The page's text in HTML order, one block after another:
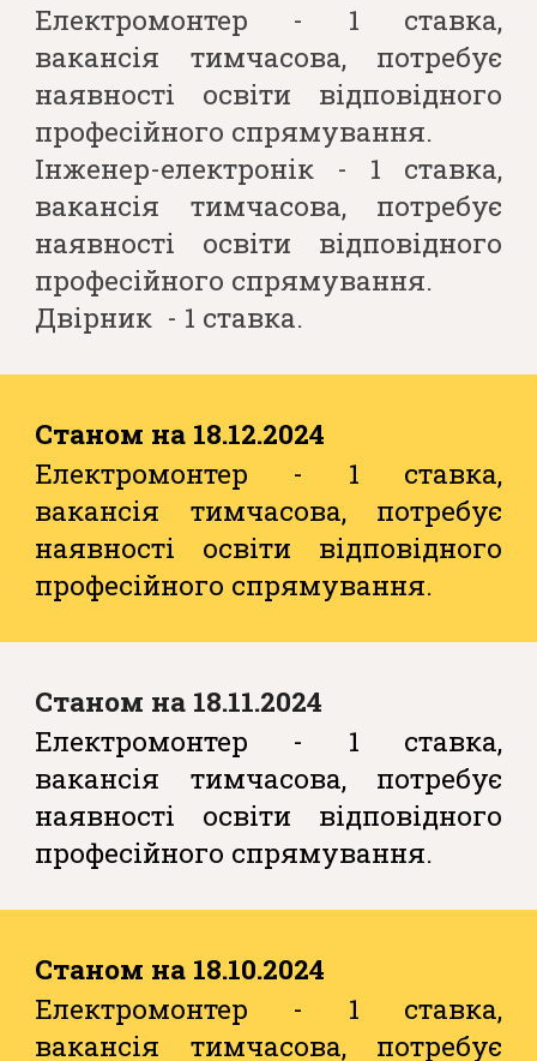
Електромонтер - 1 ставка,
вакансія тимчасова, потребує
наявності освіти відповідного
професійного спрямування.
Інженер-електронік - 1 ставка,
вакансія тимчасова, потребує
наявності освіти відповідного
професійного спрямування.
Двірник - 1 ставка.
Станом на 18.12.2024
Електромонтер - 1 ставка,
вакансія тимчасова, потребує
наявності освіти відповідного
професійного спрямування.
Станом на 18.11.2024
Електромонтер - 1 ставка,
вакансія тимчасова, потребує
наявності освіти відповідного
професійного спрямування.
Станом на 18.10.2024
Електромонтер - 1 ставка,
вакансія тимчасова, потребує